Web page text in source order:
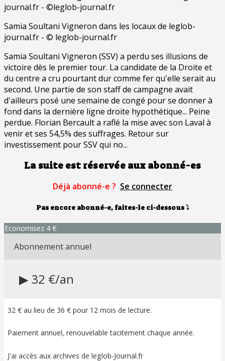
Samia Soultani Vigneron dans les locaux de leglob-
journal.fr - © leglob-journal.fr
Samia Soultani Vigneron (SSV) a perdu ses illusions de
victoire dès le premier tour. La candidate de la Droite et
du centre a cru pourtant dur comme fer qu'elle serait au
second. Une partie de son staff de campagne avait
d'ailleurs posé une semaine de congé pour se donner à
fond dans la dernière ligne droite hypothétique... Peine
perdue. Florian Bercault a raflé la mise avec son Laval à
venir et ses 54,5% des suffrages. Retour sur
investissement pour SSV qui no...
La suite est réservée aux abonné-es
Déjà abonné-e ? Se connecter
Pas encore abonné-e, faites-le ci-dessous⤵
Economisez 4 €
Abonnement annuel
▶ 32 €/an
32 € au lieu de 36 € pour 12 mois de lecture.
Paiement annuel, renouvelable tacitement chaque année.
J'ai accès aux archives de leglob-Journal.fr